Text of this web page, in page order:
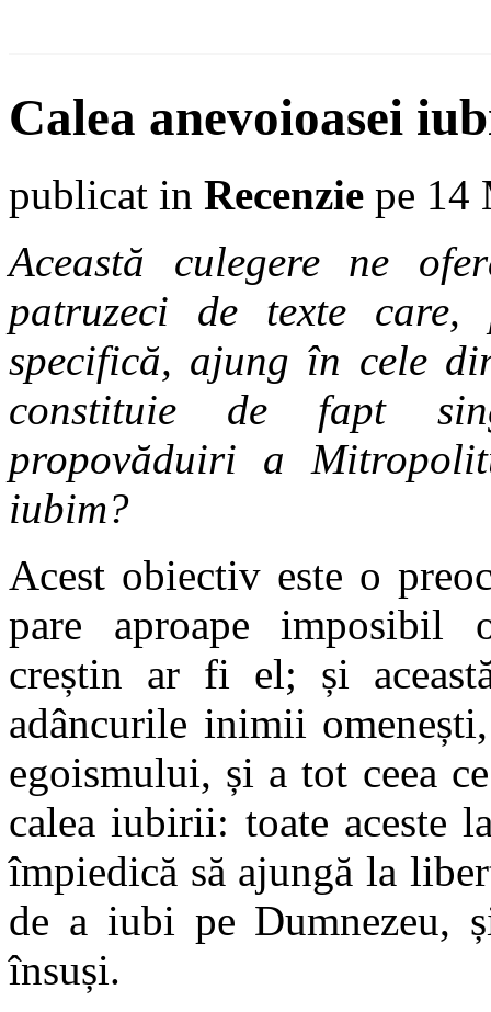
Calea anevoioasei
publicat in Recenzie pe 14
Această culegere ne
patruzeci de texte
specifică, ajung în cele
constituie de fapt
propovăduiri a
iubim?
Acest obiectiv este o
pare aproape imposibil
creștin ar fi el; și
adâncurile inimii
egoismului, și a tot ceea
calea iubirii: toate aceste
împiedică să ajungă la
de a iubi pe Dumnezeu,
însuși.